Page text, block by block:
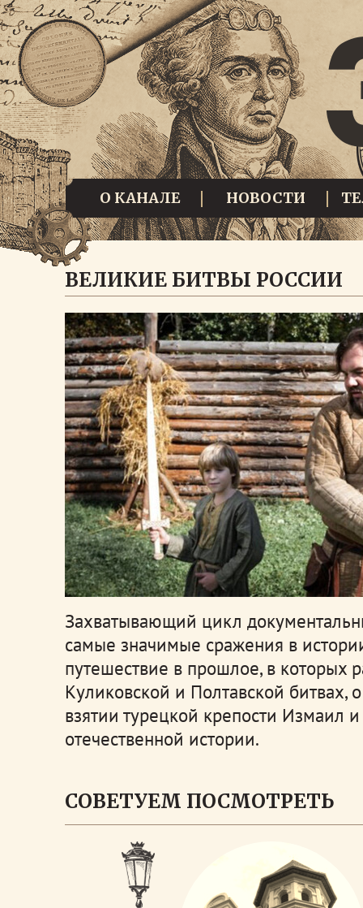
О КАНАЛЕ НОВОСТИ
ВЕЛИКИЕ БИТВЫ РОССИИ
Захватывающий цикл
самые значимые сражения в
путешествие в прошлое, в которых
Куликовской и Полтавской
взятии турецкой крепости Измаил
отечественной истории.
СОВЕТУЕМ ПОСМОТРЕТЬ